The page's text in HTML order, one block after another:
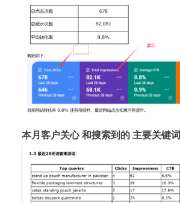
本月客户关心 和搜索到的 主要关键词